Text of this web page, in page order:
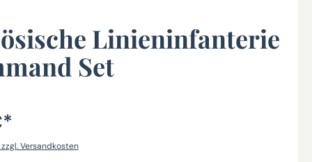
Linieninfanterie
Set
Versandkosten